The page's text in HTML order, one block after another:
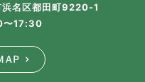
名区都田町9220-1
〜17:30